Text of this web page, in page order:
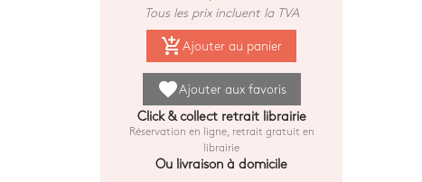
Tous les prix incluent la TVA
add_shopping_cart Ajouter au panier
favorite Ajouter aux favoris
Click & collect retrait librairie
Réservation en ligne, retrait gratuit en
librairie
Ou livraison à domicile